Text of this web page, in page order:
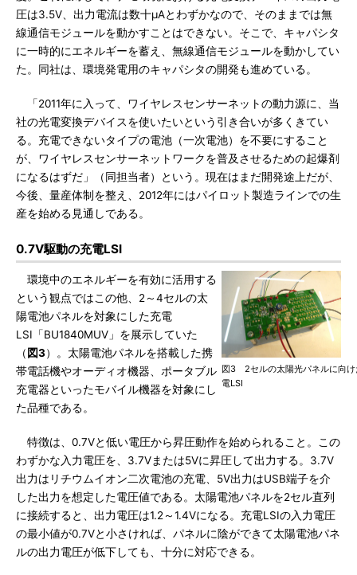
圧は3.5V、出力電流は数十μAとわずかなので、そのままでは無
線通信モジュールを動かすことはできない。そこで、キャパシタ
に一時的にエネルギーを蓄え、無線通信モジュールを動かしてい
た。同社は、環境発電用のキャパシタの開発も進めている。
「2011年に入って、ワイヤレスセンサーネットの動力源に、当
社の光電変換デバイスを使いたいという引き合いが多くきてい
る。充電できないタイプの電池（一次電池）を不要にすること
が、ワイヤレスセンサーネットワークを普及させるための起爆剤
になるはずだ」（同担当者）という。現在はまだ開発途上だが、
今後、量産体制を整え、2012年にはパイロット製造ラインでの生
産を始める見通しである。
0.7V駆動の充電LSI
図3 2セルの太陽光パネルに向け
電LSI
環境中のエネルギーを有効に活用する
という観点ではこの他、2～4セルの太
陽電池パネルを対象にした充電
LSI「BU1840MUV」を展示していた
（図3）。太陽電池パネルを搭載した携
帯電話機やオーディオ機器、ポータブル
充電器といったモバイル機器を対象にし
た品種である。
特徴は、0.7Vと低い電圧から昇圧動作を始められること。この
わずかな入力電圧を、3.7Vまたは5Vに昇圧して出力する。3.7V
出力はリチウムイオン二次電池の充電、5V出力はUSB端子を介
した出力を想定した電圧値である。太陽電池パネルを2セル直列
に接続すると、出力電圧は1.2～1.4Vになる。充電LSIの入力電圧
の最小値が0.7Vと小さければ、パネルに陰ができて太陽電池パネ
ルの出力電圧が低下しても、十分に対応できる。